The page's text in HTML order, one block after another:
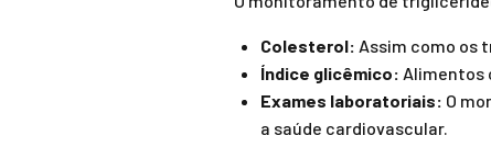
Colesterol: Assim como os
Índice glicêmico: Alimentos
Exames laboratoriais: O
a saúde cardiovascular.